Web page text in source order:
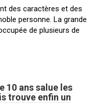
des caractères et des
personne. La grande
de plusieurs de
10 ans salue les
trouve enfin un